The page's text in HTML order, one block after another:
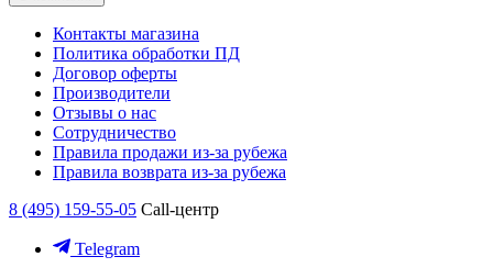
Контакты магазина
Политика обработки ПД
Договор оферты
Производители
Отзывы о нас
Сотрудничество
Правила продажи из-за рубежа
Правила возврата из-за рубежа
8 (495) 159-55-05 Call-центр
Telegram